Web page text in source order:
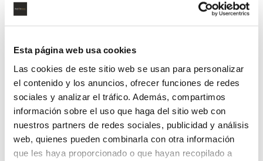
Esta página web usa cookies
Las cookies de este sitio web se usan para personalizar
el contenido y los anuncios, ofrecer funciones de redes
sociales y analizar el tráfico. Además, compartimos
información sobre el uso que haga del sitio web con
nuestros partners de redes sociales, publicidad y análisis
web, quienes pueden combinarla con otra información
que les haya proporcionado o que hayan recopilado a
¿Has olvidado tu contraseña?